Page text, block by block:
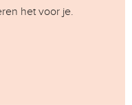
het voor je.